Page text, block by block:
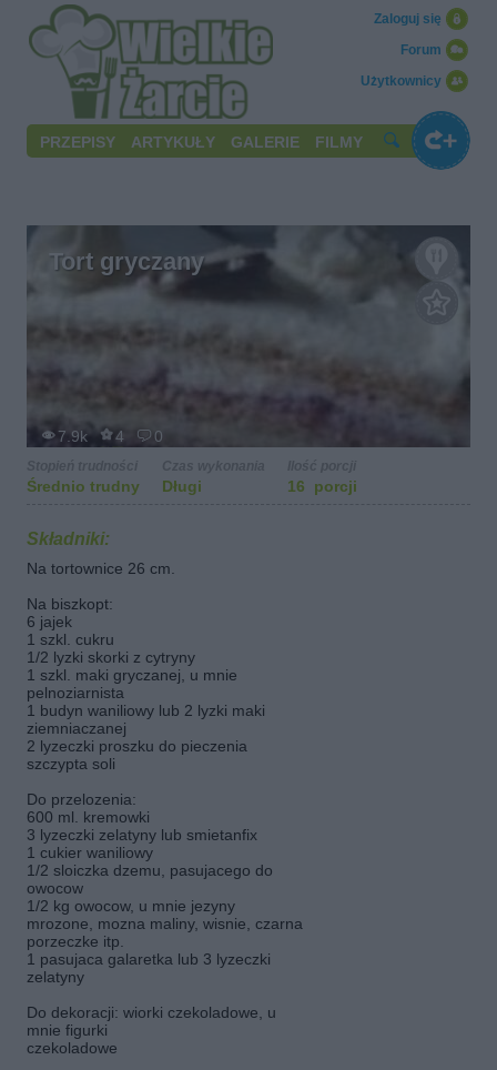
Użytkownicy
Forum
Zaloguj się
PRZEPISY ARTYKUŁY GALERIE FILMY
Tort gryczany
7.9k 4 0
Średnio trudny Długi 16 porcji
Składniki:
Na tortownice 26 cm.
Na biszkopt:
6 jajek
1 szkl. cukru
1/2 lyzki skorki z cytryny
1 szkl. maki gryczanej, u mnie
pelnoziarnista
1 budyn waniliowy lub 2 lyzki maki
ziemniaczanej
2 lyzeczki proszku do pieczenia
szczypta soli
Do przelozenia:
600 ml. kremowki
3 lyzeczki zelatyny lub smietanfix
1 cukier waniliowy
1/2 sloiczka dzemu, pasujacego do
owocow
1/2 kg owocow, u mnie jezyny
mrozone, mozna maliny, wisnie, czarna
porzeczke itp.
1 pasujaca galaretka lub 3 lyzeczki
zelatyny
Do dekoracji: wiorki czekoladowe, u
mnie figurki
czekoladowe